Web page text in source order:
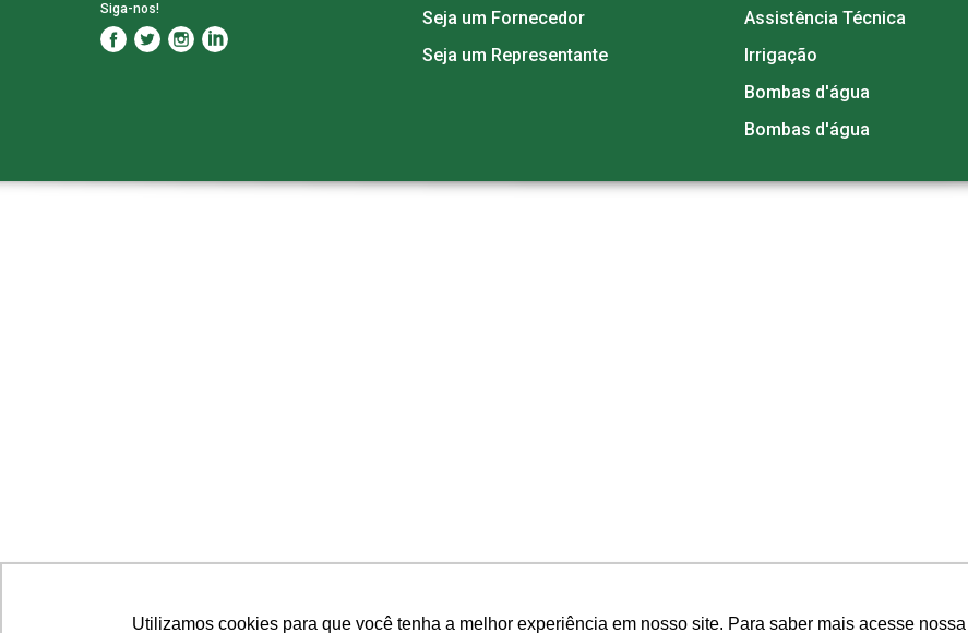
Utilizamos cookies para que você tenha a melhor experiência em nosso site. Para saber mais acesse
Siga-nos!
Seja um Fornecedor
Seja um Representante
Assistência Técnica
Irrigação
Bombas d'água
Bombas d'água
FORMAS DE PAGAMENTO